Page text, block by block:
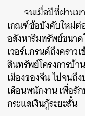
จนเมื่อปีที่ผ่านมา
เกณฑ์ข้อบังคับใหม่ต่
อสังหาริมทรัพย์ขนา
เวอร์แกรนด์ถึงคราว
สินทรัพย์โครงการบ้า
เมืองของจีน ไปจนถึ
เดือนพนักงาน เพื่อรั
กระแสเงินกู้ระยะสั้น